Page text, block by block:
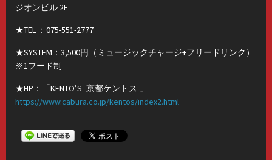
ジオンビル 2F
★TEL ：075-551-2777
★SYSTEM：3,500円（ミュージックチャージ+フリードリンク）
※1フード制
★HP：「KENTO’S -京都ケントス-」
https://www.cabura.co.jp/kentos/index2.html